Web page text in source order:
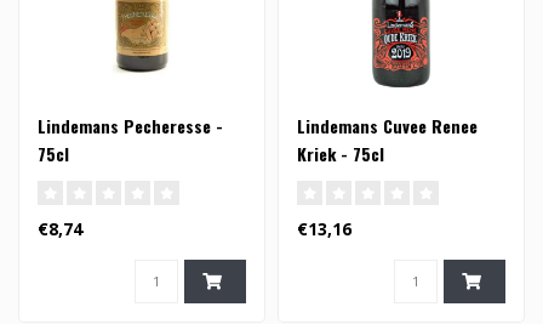
Lindemans Pecheresse -
75cl
€8,74
Lindemans Cuvee Renee
Kriek - 75cl
€13,16